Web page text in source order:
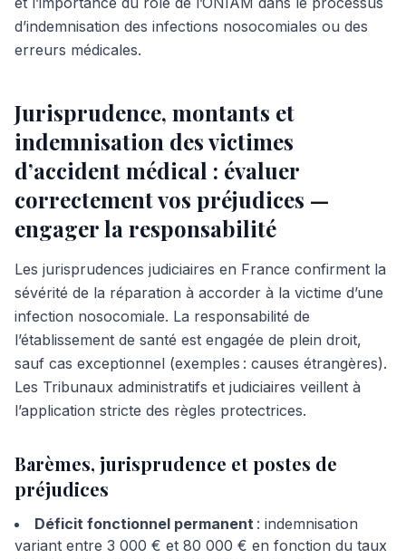
d’indemnisation des infections nosocomiales ou des
erreurs médicales.
Jurisprudence, montants et
indemnisation des victimes
d’accident médical : évaluer
correctement vos préjudices —
engager la responsabilité
Les jurisprudences judiciaires en France confirment la
sévérité de la réparation à accorder à la victime d’une
infection nosocomiale. La responsabilité de
l’établissement de santé est engagée de plein droit,
sauf cas exceptionnel (exemples : causes étrangères).
Les Tribunaux administratifs et judiciaires veillent à
l’application stricte des règles protectrices.
Barèmes, jurisprudence et postes de
préjudices
Déficit fonctionnel permanent : indemnisation
variant entre 3 000 € et 80 000 € en fonction du taux